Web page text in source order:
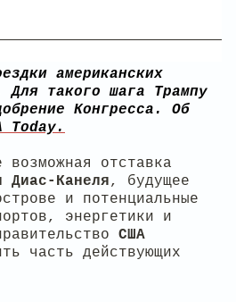
и точные сроки её
но документ
американских
Для такого шага Трампу
Конгресса. Об
Today.
возможная отставка
Диас-Канеля, будущее
и потенциальные
энергетики и
США
часть действующих